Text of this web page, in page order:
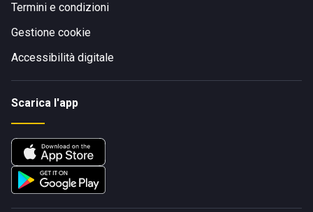
Termini e condizioni
Gestione cookie
Accessibilità digitale
Scarica l'app